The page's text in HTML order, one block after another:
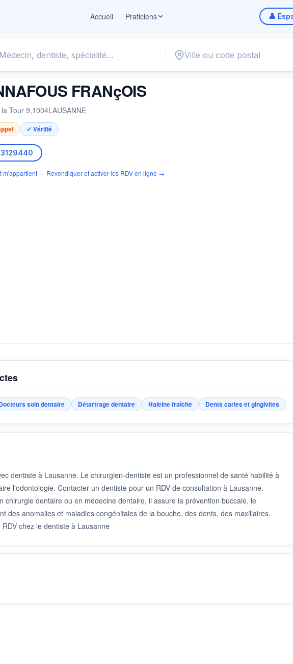
Accueil
Praticiens 👤
FRANçOIS
Tour 9,1004LAUSANNE
✓ Vérifié
m'appartient — Revendiquer et activer les RDV en ligne →
soin dentaire Détartrage dentaire Haleine fraîche Dents caries et gingivites
dentiste à Lausanne. Le chirurgien-dentiste est un professionnel de santé habilité à
l'odontologie. Contacter un dentiste pour un RDV de consultation à Lausanne.
chirurgie dentaire ou en médecine dentaire, il assure la prévention buccale, le
des anomalies et maladies congénitales de la bouche, des dents, des maxillaires.
chez le dentiste à Lausanne